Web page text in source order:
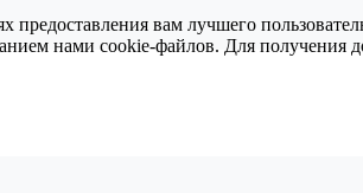
вам лучшего
нами cookie-файлов. Для